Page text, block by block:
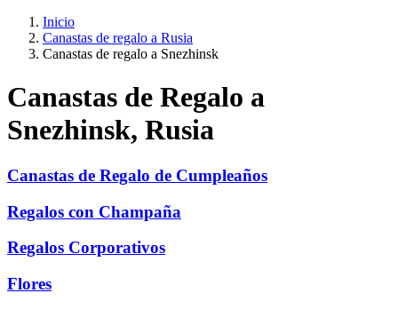
Inicio
Canastas de regalo a Rusia
Canastas de regalo a Snezhinsk
Canastas de Regalo a
Snezhinsk, Rusia
Canastas de Regalo de Cumpleaños
Regalos con Champaña
Regalos Corporativos
Flores